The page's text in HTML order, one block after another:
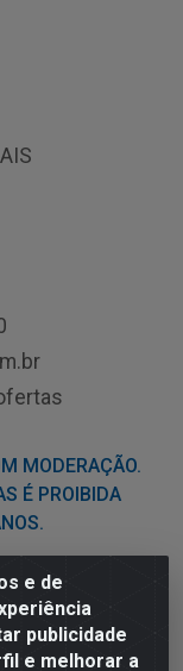
e de
publicidade
e melhorar a
MODERAÇÃO.
É PROIBIDA
2738, Bloco F -
- CNPJ